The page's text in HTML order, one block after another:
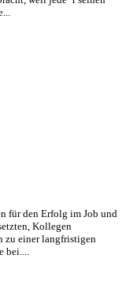
für den Erfolg im Job und
Kollegen
zu einer langfristigen